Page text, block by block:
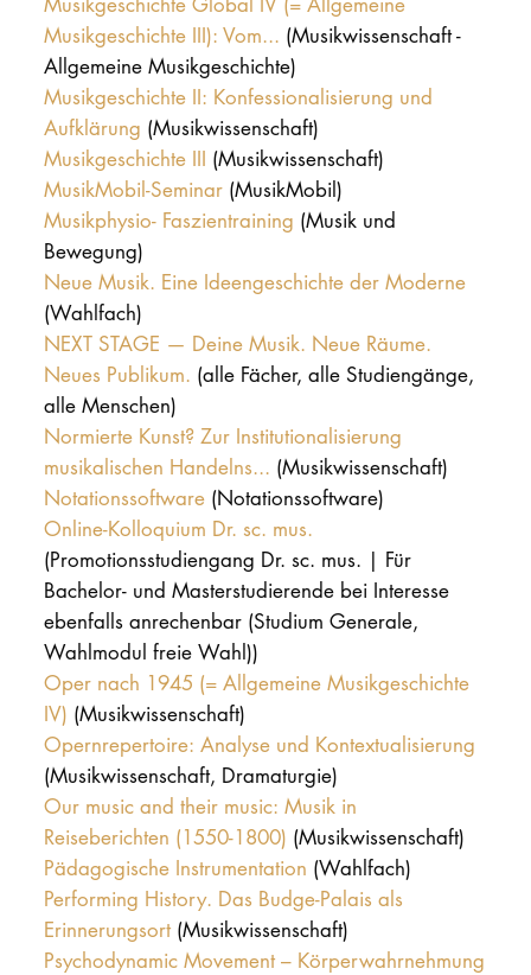
Musikgeschichte III): Vom... (Musikwissenschaft -
Allgemeine Musikgeschichte)
Musikgeschichte II: Konfessionalisierung und
Aufklärung (Musikwissenschaft)
Musikgeschichte III (Musikwissenschaft)
MusikMobil-Seminar (MusikMobil)
Musikphysio- Faszientraining (Musik und
Bewegung)
Neue Musik. Eine Ideengeschichte der Moderne
(Wahlfach)
NEXT STAGE — Deine Musik. Neue Räume.
Neues Publikum. (alle Fächer, alle Studiengänge,
alle Menschen)
Normierte Kunst? Zur Institutionalisierung
musikalischen Handelns... (Musikwissenschaft)
Notationssoftware (Notationssoftware)
Online-Kolloquium Dr. sc. mus.
(Promotionsstudiengang Dr. sc. mus. | Für
Bachelor- und Masterstudierende bei Interesse
ebenfalls anrechenbar (Studium Generale,
Wahlmodul freie Wahl))
Oper nach 1945 (= Allgemeine Musikgeschichte
IV) (Musikwissenschaft)
Opernrepertoire: Analyse und Kontextualisierung
(Musikwissenschaft, Dramaturgie)
Our music and their music: Musik in
Reiseberichten (1550-1800) (Musikwissenschaft)
Pädagogische Instrumentation (Wahlfach)
Performing History. Das Budge-Palais als
Erinnerungsort (Musikwissenschaft)
Psychodynamic Movement – Körperwahrnehmung